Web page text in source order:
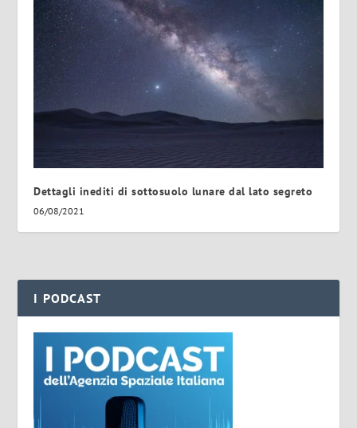
Dettagli inediti di sottosuolo lunare dal lato segreto
06/08/2021
I PODCAST